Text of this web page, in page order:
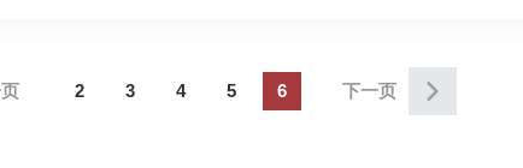
页 2 3 4 5 6 下一页